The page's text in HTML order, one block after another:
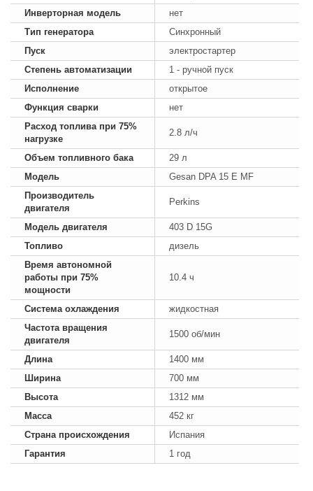
Инверторная модель
нет
Тип генератора
Синхронный
Пуск
электростартер
Степень автоматизации
1 - ручной пуск
Исполнение
открытое
Функция сварки
нет
Расход топлива при 75%
нагрузке
2.8 л/ч
Объем топливного бака
29 л
Модель
Gesan DPA 15 E MF
Производитель
двигателя
Perkins
Модель двигателя
403 D 15G
Топливо
дизель
Время автономной
работы при 75%
мощности
10.4 ч
Система охлаждения
жидкостная
Частота вращения
двигателя
1500 об/мин
Длина
1400 мм
Ширина
700 мм
Высота
1312 мм
Масса
452 кг
Страна происхождения
Испания
Гарантия
1 год